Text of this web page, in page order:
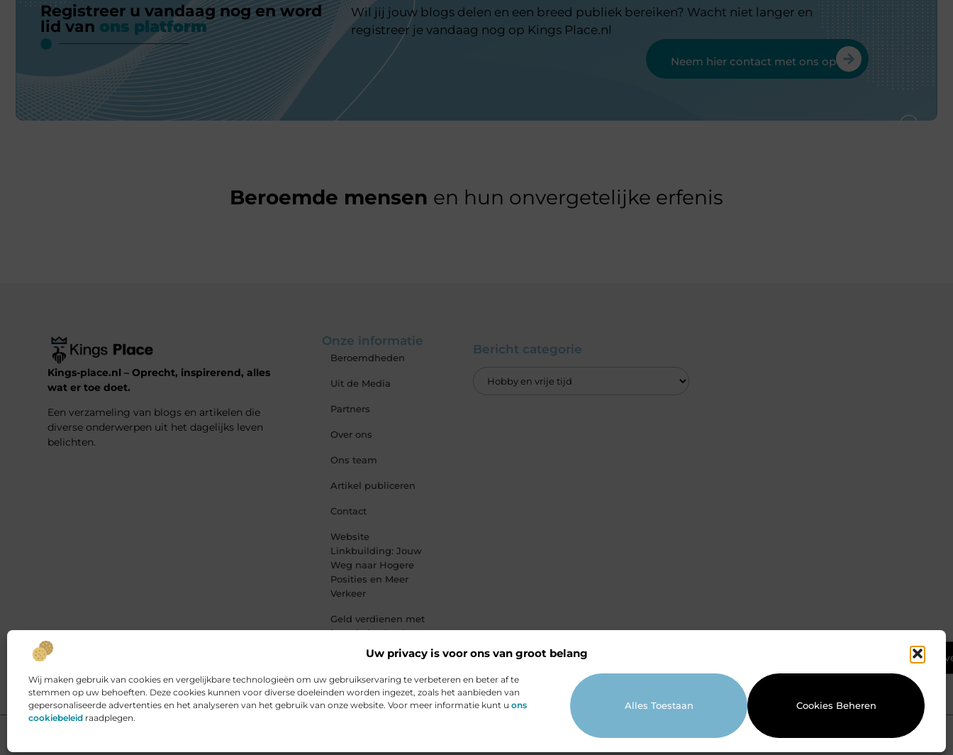
Uw privacy is voor ons van groot belang
Wij maken gebruik van cookies en vergelijkbare technologieën om uw gebruikservaring te verbeteren en beter af te
stemmen op uw behoeften. Deze cookies kunnen voor diverse doeleinden worden ingezet, zoals het aanbieden van
gepersonaliseerde advertenties en het analyseren van het gebruik van onze website. Voor meer informatie kunt u ons
cookiebeleid raadplegen.
Alles Toestaan Cookies Beheren
Ga Naar
Registreer u vandaag nog en word
lid van ons platform
Wil jij jouw blogs delen en een breed publiek bereiken? Wacht niet langer en
registreer je vandaag nog op Kings Place.nl
Neem hier contact met ons op
Beroemde mensen en hun onvergetelijke erfenis
Kings-place.nl – Oprecht, inspirerend, alles
wat er toe doet.
Een verzameling van blogs en artikelen die
diverse onderwerpen uit het dagelijks leven
belichten.
Onze informatie
Beroemdheden
Uit de Media
Partners
Over ons
Ons team
Artikel publiceren
Contact
Website
Linkbuilding: Jouw
Weg naar Hogere
Posities en Meer
Verkeer
Geld verdienen met
je website: haal
alles uit jouw
online platform
Bericht categorie
Website index Cookiebeleid (EU)